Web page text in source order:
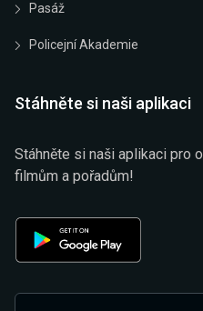
Pasáž
Policejní Akademie
Stáhněte si naši aplikaci
Stáhněte si naši aplikaci pro
filmům a pořadům!